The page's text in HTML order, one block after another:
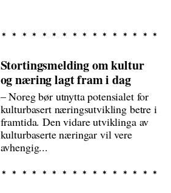
Stortingsmelding om kultur
og næring lagt fram i dag
– Noreg bør utnytta potensialet for
kulturbasert næringsutvikling betre i
framtida. Den vidare utviklinga av
kulturbaserte næringar vil vere
avhengig...